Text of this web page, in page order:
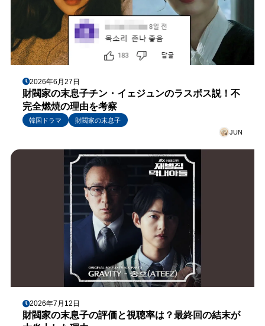
2026年6月27日
財閥家の末息子チン・イェジュンのラスボス説！不
完全燃焼の理由を考察
韓国ドラマ
財閥家の末息子
JUN
2026年7月12日
財閥家の末息子の評価と視聴率は？最終回の結末が